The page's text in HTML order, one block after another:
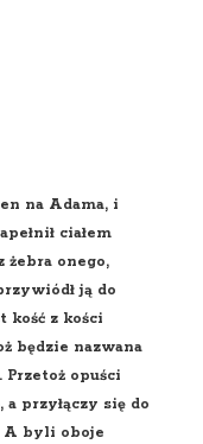
na Adama, i
ciałem
żebra onego,
ją do
kość z kości
będzie nazwana
Przetoż opuści
przyłączy się do
A byli oboje